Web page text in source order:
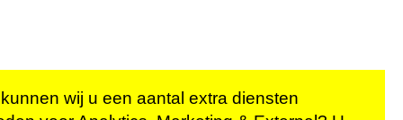
wij u een aantal extra diensten